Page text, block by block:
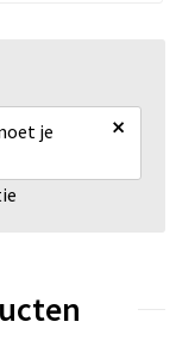
je
×